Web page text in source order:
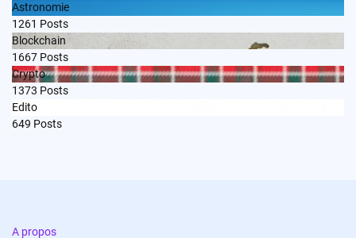
Astronomie
1261 Posts
Blockchain
1667 Posts
Crypto
1373 Posts
Edito
649 Posts
A propos